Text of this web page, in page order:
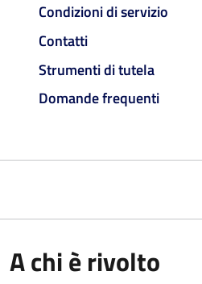
Condizioni di servizio
Contatti
Strumenti di tutela
Domande frequenti
A chi è rivolto